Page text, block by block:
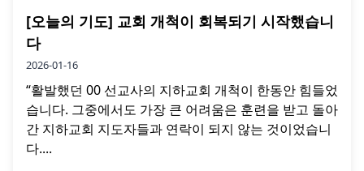
[오늘의 기도] 교회 개척이 회복되기 시작했습니
다
2026-01-16
“활발했던 00 선교사의 지하교회 개척이 한동안 힘들었
습니다. 그중에서도 가장 큰 어려움은 훈련을 받고 돌아
간 지하교회 지도자들과 연락이 되지 않는 것이었습니
다....